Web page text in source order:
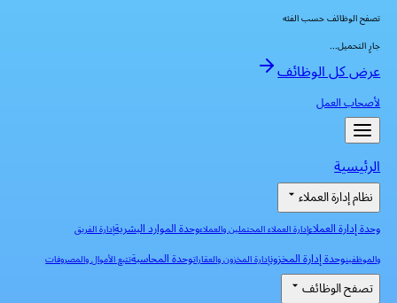
تصفح الوظائف حسب الفئه
جارٍ التحميل...
عرض كل الوظائف
لأصحاب العمل
الرئيسية
نظام إدارة العملاء
وحدة إدارة العملاءإدارة العملاء المحتملين والعملاءوحدة الموارد البشريةإدارة الفريق
والموظفينوحدة إدارة المخزونإدارة المخزون والعقاراتوحدة المحاسبةتتبع الأموال والمصروفات
تصفح الوظائف